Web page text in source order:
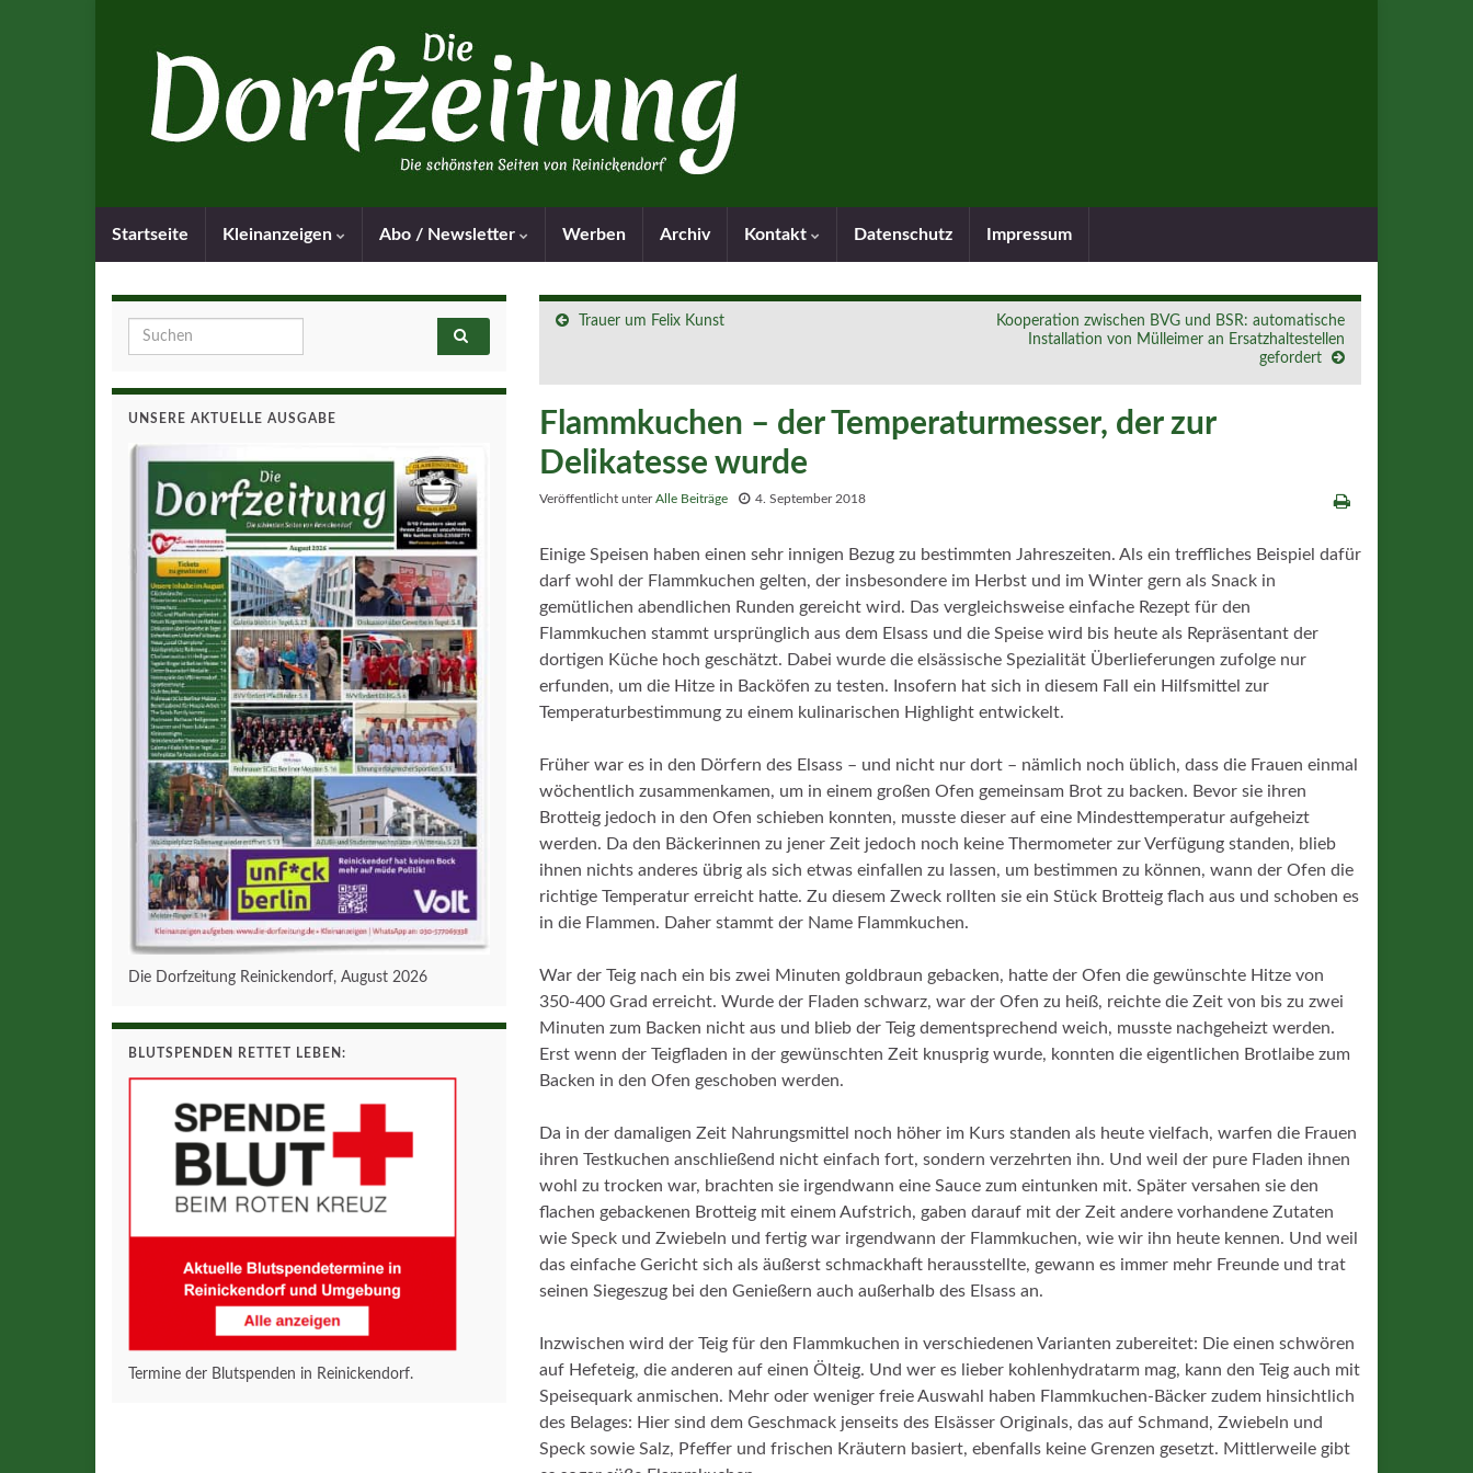
Startseite Kleinanzeigen Abo / Newsletter Werben Archiv Kontakt Datenschutz Impressum
Trauer um Felix Kunst
Kooperation zwischen BVG und BSR: automatische
Installation von Mülleimer an Ersatzhaltestellen
gefordert
Flammkuchen – der Temperaturmesser, der zur
Delikatesse wurde
Veröffentlicht unterAlle Beiträge 4. September 2018
Einige Speisen haben einen sehr innigen Bezug zu bestimmten Jahreszeiten. Als ein treffliches Beispiel dafür
darf wohl der Flammkuchen gelten, der insbesondere im Herbst und im Winter gern als Snack in
gemütlichen abendlichen Runden gereicht wird. Das vergleichsweise einfache Rezept für den
Flammkuchen stammt ursprünglich aus dem Elsass und die Speise wird bis heute als Repräsentant der
dortigen Küche hoch geschätzt. Dabei wurde die elsässische Spezialität Überlieferungen zufolge nur
erfunden, um die Hitze in Backöfen zu testen. Insofern hat sich in diesem Fall ein Hilfsmittel zur
Temperaturbestimmung zu einem kulinarischen Highlight entwickelt.
Früher war es in den Dörfern des Elsass – und nicht nur dort – nämlich noch üblich, dass die Frauen einmal
wöchentlich zusammenkamen, um in einem großen Ofen gemeinsam Brot zu backen. Bevor sie ihren
Brotteig jedoch in den Ofen schieben konnten, musste dieser auf eine Mindesttemperatur aufgeheizt
werden. Da den Bäckerinnen zu jener Zeit jedoch noch keine Thermometer zur Verfügung standen, blieb
ihnen nichts anderes übrig als sich etwas einfallen zu lassen, um bestimmen zu können, wann der Ofen die
richtige Temperatur erreicht hatte. Zu diesem Zweck rollten sie ein Stück Brotteig flach aus und schoben es
in die Flammen. Daher stammt der Name Flammkuchen.
War der Teig nach ein bis zwei Minuten goldbraun gebacken, hatte der Ofen die gewünschte Hitze von
350-400 Grad erreicht. Wurde der Fladen schwarz, war der Ofen zu heiß, reichte die Zeit von bis zu zwei
Minuten zum Backen nicht aus und blieb der Teig dementsprechend weich, musste nachgeheizt werden.
Erst wenn der Teigfladen in der gewünschten Zeit knusprig wurde, konnten die eigentlichen Brotlaibe zum
Backen in den Ofen geschoben werden.
Da in der damaligen Zeit Nahrungsmittel noch höher im Kurs standen als heute vielfach, warfen die Frauen
ihren Testkuchen anschließend nicht einfach fort, sondern verzehrten ihn. Und weil der pure Fladen ihnen
wohl zu trocken war, brachten sie irgendwann eine Sauce zum eintunken mit. Später versahen sie den
flachen gebackenen Brotteig mit einem Aufstrich, gaben darauf mit der Zeit andere vorhandene Zutaten
wie Speck und Zwiebeln und fertig war irgendwann der Flammkuchen, wie wir ihn heute kennen. Und weil
das einfache Gericht sich als äußerst schmackhaft herausstellte, gewann es immer mehr Freunde und trat
seinen Siegeszug bei den Genießern auch außerhalb des Elsass an.
Inzwischen wird der Teig für den Flammkuchen in verschiedenen Varianten zubereitet: Die einen schwören
auf Hefeteig, die anderen auf einen Ölteig. Und wer es lieber kohlenhydratarm mag, kann den Teig auch mit
Speisequark anmischen. Mehr oder weniger freie Auswahl haben Flammkuchen-Bäcker zudem hinsichtlich
des Belages: Hier sind dem Geschmack jenseits des Elsässer Originals, das auf Schmand, Zwiebeln und
Speck sowie Salz, Pfeffer und frischen Kräutern basiert, ebenfalls keine Grenzen gesetzt. Mittlerweile gibt
Search for:
UNSERE AKTUELLE AUSGABE
Die Dorfzeitung Reinickendorf, August 2026
BLUTSPENDEN RETTET LEBEN:
Termine der Blutspenden in Reinickendorf.